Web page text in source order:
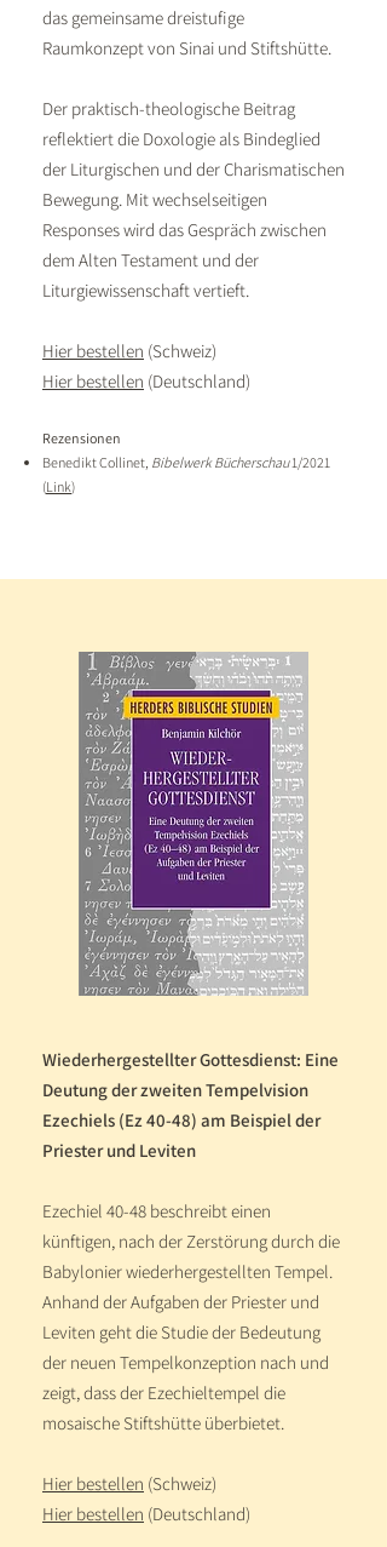
das gemeinsame dreistufige
Raumkonzept von Sinai und Stiftshütte.
Der praktisch-theologische Beitrag
reflektiert die Doxologie als Bindeglied
der Liturgischen und der Charismatischen
Bewegung. Mit wechselseitigen
Responses wird das Gespräch zwischen
dem Alten Testament und der
Liturgiewissenschaft vertieft.
Hier bestellen (Schweiz)
Hier bestellen (Deutschland)
Rezensionen
Benedikt Collinet, Bibelwerk Bücherschau1/2021
(Link)
Wiederhergestellter Gottesdienst: Eine
Deutung der zweiten Tempelvision
Ezechiels (Ez 40-48) am Beispiel der
Priester und Leviten
Ezechiel 40-48 beschreibt einen
künftigen, nach der Zerstörung durch die
Babylonier wiederhergestellten Tempel.
Anhand der Aufgaben der Priester und
Leviten geht die Studie der Bedeutung
der neuen Tempelkonzeption nach und
zeigt, dass der Ezechieltempel die
mosaische Stiftshütte überbietet.
Hier bestellen (Schweiz)
Hier bestellen (Deutschland)